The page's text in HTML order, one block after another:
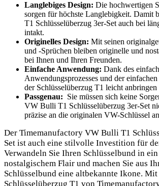
Langlebiges ​Design: Die ⁣hochwertigen⁣
sorgen für höchste Langlebigkeit. Damit
T1 ​Schlüsselüberzug ⁣3er-Set auch ​bei
intakt.
Originelles ​Design: Mit⁤ seinen
‍und -Sprüchen bleiben originelle und
‌bei Ihnen‍ und Ihren Freunden.
Einfache Anwendung: Dank des‍
Anwendungsprozesses ‍und der
der Schlüsselüberzug T1 ⁤leicht anbringen
Passgenau: ⁣ Sie ​müssen sich‍ keine
VW Bulli​ T1 Schlüsselüberzug​ 3er-Set‌
präzise an die originalen VW-Schlüssel
Der Timemanufactory VW Bulli T1
Set ⁤ist auch eine ⁤stilvolle Investition für‌
Verwandeln ​Sie Ihren Schlüsselbund in⁤
nostalgischem⁤ Flair und​ machen‍ Sie ​aus
Schlüsselbund eine altbekannte Ikone. Mit
Schlüsselüberzug⁢ T1‍ von